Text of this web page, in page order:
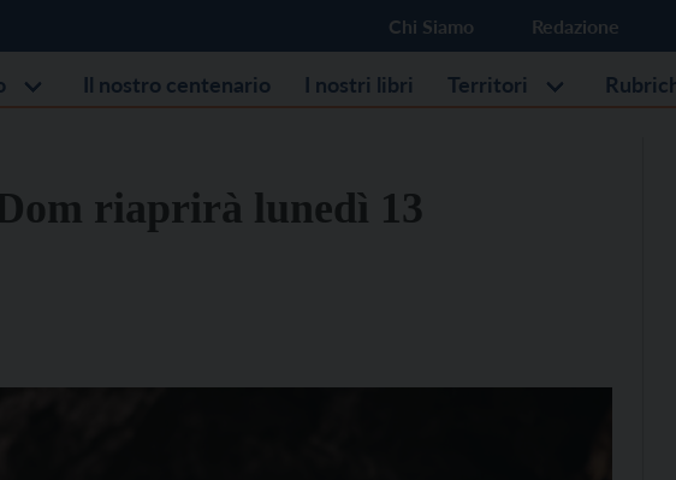
Chi Siamo Redazione
Il nostro centenario I nostri libri Territori
riaprirà lunedì 13